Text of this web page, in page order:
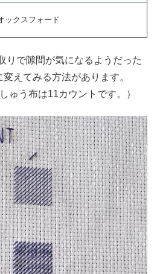
ックスフォード
りで隙間が気になるようだった
えてみる方法があります。
ゅう布は11カウントです。）